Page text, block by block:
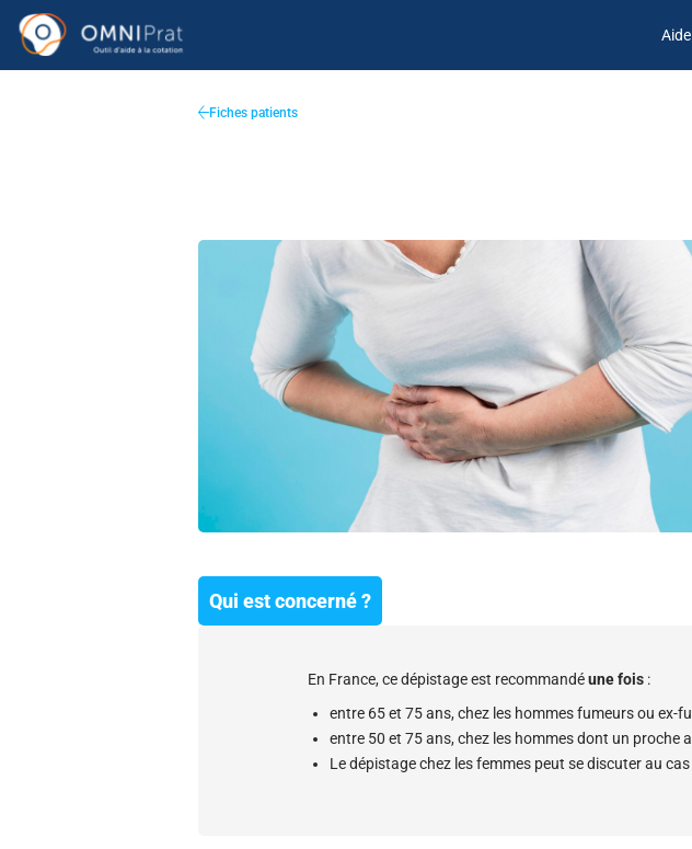
Fiches patients
Qui est concerné ?
En France, ce dépistage est recommandéune fois :
entre 65 et 75 ans, chez les hommes fumeurs ou ex-
entre 50 et 75 ans, chez les hommes dont un proche
Le dépistage chez les femmes peut se discuter au